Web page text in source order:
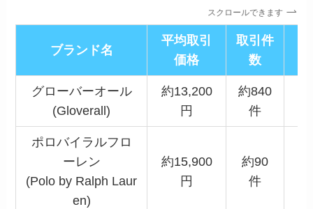
スクロールできます
ブランド名
平均取引
価格
取引件
数
グローバーオール
(Gloverall)
約13,200
円
約840
件
ポロバイラルフロ
ーレン
(Polo by Ralph Laur
en)
約15,900
円
約90
件